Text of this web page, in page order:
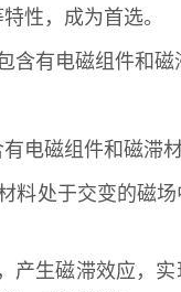
性，成为首选。
有电磁组件和磁
电磁组件和磁滞材
料处于交变的磁
产生磁滞效应，